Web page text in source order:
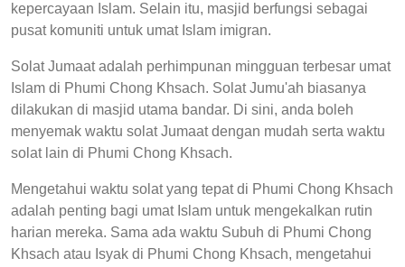
kepercayaan Islam. Selain itu, masjid berfungsi sebagai
pusat komuniti untuk umat Islam imigran.
Solat Jumaat adalah perhimpunan mingguan terbesar umat
Islam di Phumi Chong Khsach. Solat Jumu'ah biasanya
dilakukan di masjid utama bandar. Di sini, anda boleh
menyemak waktu solat Jumaat dengan mudah serta waktu
solat lain di Phumi Chong Khsach.
Mengetahui waktu solat yang tepat di Phumi Chong Khsach
adalah penting bagi umat Islam untuk mengekalkan rutin
harian mereka. Sama ada waktu Subuh di Phumi Chong
Khsach atau Isyak di Phumi Chong Khsach, mengetahui